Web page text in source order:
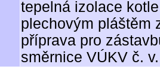
tepelná izolace
plechovým pláštěm
příprava pro
směrnice VÚKV č.